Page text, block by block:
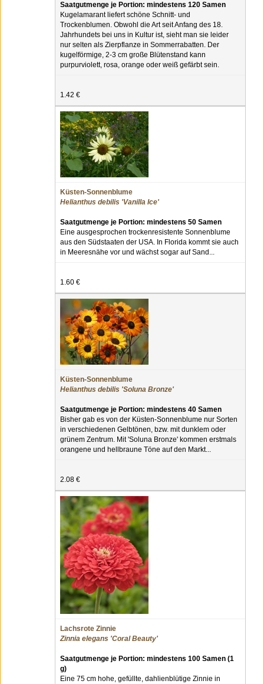
Saatgutmenge je Portion: mindestens 120 Samen
Kugelamarant liefert schöne Schnitt- und
Trockenblumen. Obwohl die Art seit Anfang des 18.
Jahrhundets bei uns in Kultur ist, sieht man sie leider
nur selten als Zierpflanze in Sommerrabatten. Der
kugelförmige, 2-3 cm große Blütenstand kann
purpurviolett, rosa, orange oder weiß gefärbt sein.
1.42 €
Küsten-Sonnenblume
Helianthus debilis 'Vanilla Ice'
Saatgutmenge je Portion: mindestens 50 Samen
Eine ausgesprochen trockenresistente Sonnenblume
aus den Südstaaten der USA. In Florida kommt sie auch
in Meeresnähe vor und wächst sogar auf Sand...
1.60 €
Küsten-Sonnenblume
Helianthus debilis 'Soluna Bronze'
Saatgutmenge je Portion: mindestens 40 Samen
Bisher gab es von der Küsten-Sonnenblume nur Sorten
in verschiedenen Gelbtönen, bzw. mit dunklem oder
grünem Zentrum. Mit 'Soluna Bronze' kommen erstmals
orangene und hellbraune Töne auf den Markt...
2.08 €
Lachsrote Zinnie
Zinnia elegans 'Coral Beauty'
Saatgutmenge je Portion: mindestens 100 Samen (1
g)
Eine 75 cm hohe, gefüllte, dahlienblütige Zinnie in